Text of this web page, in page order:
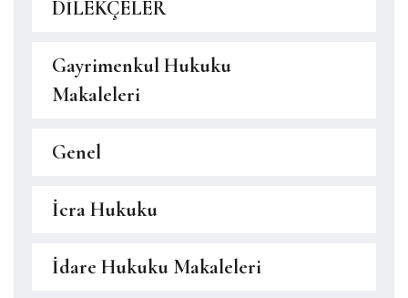
DİLEKÇELER
Gayrimenkul Hukuku
Makaleleri
Genel
İcra Hukuku
İdare Hukuku Makaleleri